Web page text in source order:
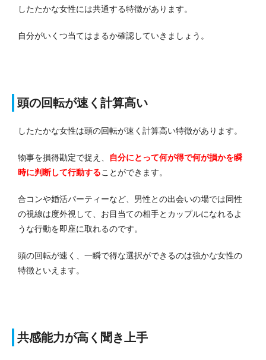
したたかな女性には共通する特徴があります。
自分がいくつ当てはまるか確認していきましょう。
頭の回転が速く計算高い
したたかな女性は頭の回転が速く計算高い特徴があります。
物事を損得勘定で捉え、
自分にとって何が得で何が損かを瞬
時に判断して行動することができます。
合コンや婚活パーティーなど、男性との出会いの場では同性
の視線は度外視して、お目当ての相手とカップルになれるよ
うな行動を即座に取れるのです。
頭の回転が速く、一瞬で得な選択ができるのは強かな女性の
特徴といえます。
共感能力が高く聞き上手